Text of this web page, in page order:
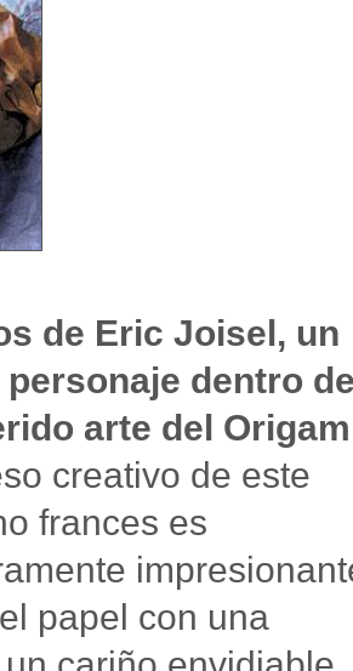
de Eric Joisel, un
dentro
arte del
creativo de este
frances es
papel con una